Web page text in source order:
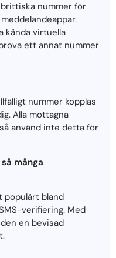
nummer för
kända virtuella
ett annat nummer
nummer kopplas
Alla mottagna
använd inte detta för
många
populärt bland
verifiering. Med
en bevisad